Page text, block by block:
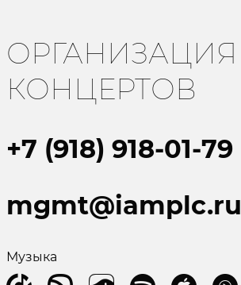
ОРГАНИЗАЦИЯ
КОНЦЕРТОВ
+7 (918) 918-01-79
mgmt@iamplc.ru
Музыка